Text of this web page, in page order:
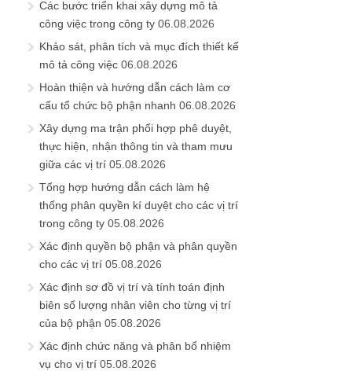
Các bước triển khai xây dựng mô tả
công việc trong công ty 06.08.2026
Khảo sát, phân tích và mục đích thiết kế
mô tả công việc 06.08.2026
Hoàn thiện và hướng dẫn cách làm cơ
cấu tổ chức bộ phận nhanh 06.08.2026
Xây dựng ma trận phối hợp phê duyệt,
thực hiện, nhận thông tin và tham mưu
giữa các vị trí 05.08.2026
Tổng hợp hướng dẫn cách làm hệ
thống phân quyền kí duyệt cho các vị trí
trong công ty 05.08.2026
Xác định quyền bộ phận và phân quyền
cho các vị trí 05.08.2026
Xác định sơ đồ vị trí và tính toán định
biên số lượng nhân viên cho từng vị trí
của bộ phận 05.08.2026
Xác định chức năng và phân bổ nhiệm
vụ cho vị trí 05.08.2026